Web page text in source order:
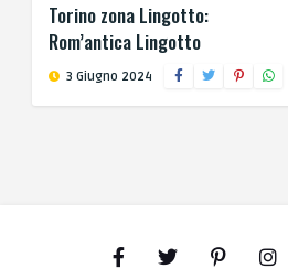
Torino zona Lingotto:
Rom’antica Lingotto
3 Giugno 2024